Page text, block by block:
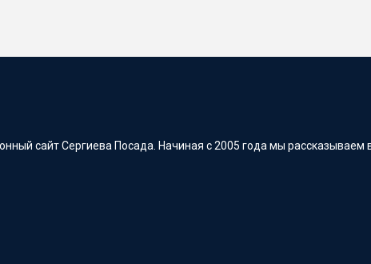
сайт Сергиева Посада. Начиная с 2005 года мы